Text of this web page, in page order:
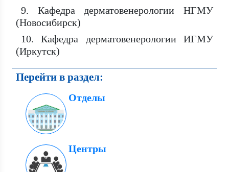
9. Кафедра дерматовенерологии НГМУ
(Новосибирск)
10. Кафедра дерматовенерологии ИГМУ
(Иркутск)
Перейти в раздел:
Отделы
Центры